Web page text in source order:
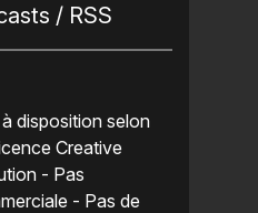
/ RSS
disposition selon
Creative
- Pas
- Pas de